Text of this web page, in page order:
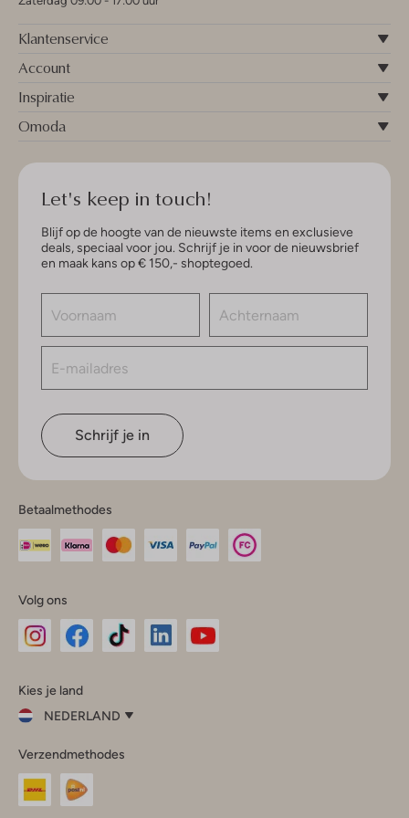
Klantenservice
Account
Inspiratie
Omoda
Let's keep in touch!
Blijf op de hoogte van de nieuwste items en exclusieve
deals, speciaal voor jou. Schrijf je in voor de nieuwsbrief
en maak kans op € 150,- shoptegoed.
Schrijf je in
Betaalmethodes
Volg ons
InstagramFacebook
Kies je land
NEDERLAND
je
land
Nederland
Verzendmethodes